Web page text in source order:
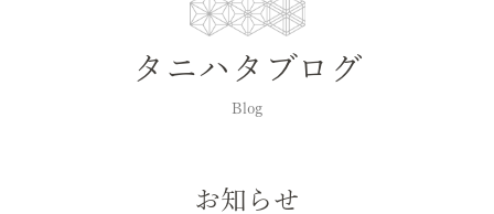
タニハタブログ
Blog
お知らせ